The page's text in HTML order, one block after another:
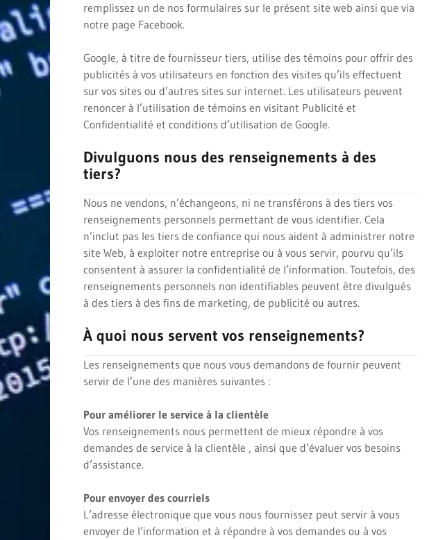
remplissez un de nos formulaires sur le présent site web ainsi que via
notre page Facebook.
Google, à titre de fournisseur tiers, utilise des témoins pour offrir des
publicités à vos utilisateurs en fonction des visites qu’ils effectuent
sur vos sites ou d’autres sites sur internet. Les utilisateurs peuvent
renoncer à l’utilisation de témoins en visitant Publicité et
Confidentialité et conditions d’utilisation de Google.
Divulguons nous des renseignements à des
tiers?
Nous ne vendons, n’échangeons, ni ne transférons à des tiers vos
renseignements personnels permettant de vous identifier. Cela
n’inclut pas les tiers de confiance qui nous aident à administrer notre
site Web, à exploiter notre entreprise ou à vous servir, pourvu qu’ils
consentent à assurer la confidentialité de l’information. Toutefois, des
renseignements personnels non identifiables peuvent être divulgués
à des tiers à des fins de marketing, de publicité ou autres.
À quoi nous servent vos renseignements?
Les renseignements que nous vous demandons de fournir peuvent
servir de l’une des manières suivantes :
Pour améliorer le service à la clientèle
Vos renseignements nous permettent de mieux répondre à vos
demandes de service à la clientèle , ainsi que d’évaluer vos besoins
d’assistance.
Pour envoyer des courriels
L’adresse électronique que vous nous fournissez peut servir à vous
envoyer de l’information et à répondre à vos demandes ou à vos